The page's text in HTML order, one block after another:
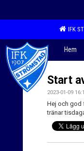
IFK
Hem
Start
2023-01-09
Hej och god
tränar